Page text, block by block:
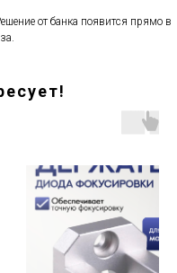
от банка появится прямо в